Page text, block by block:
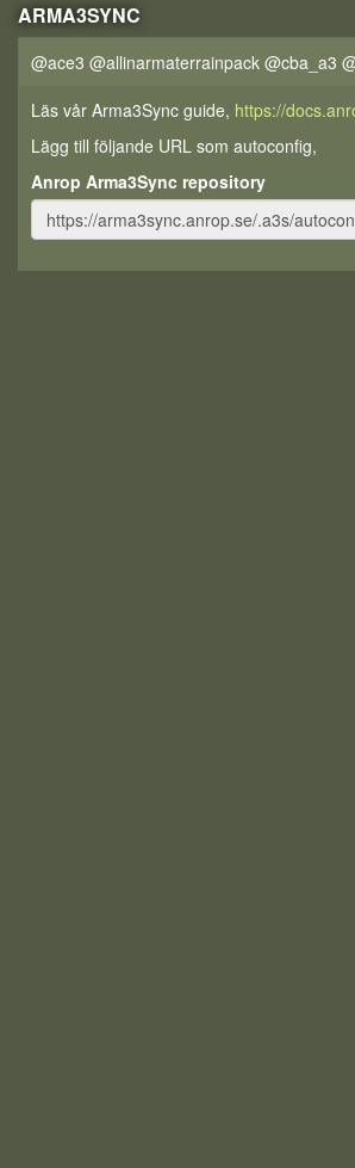
ARMA3SYNC
@ace3 @allinarmaterrainpack @cba_a3
Läs vår Arma3Sync guide, https://
Lägg till följande URL som autoconfig,
Anrop Arma3Sync repository